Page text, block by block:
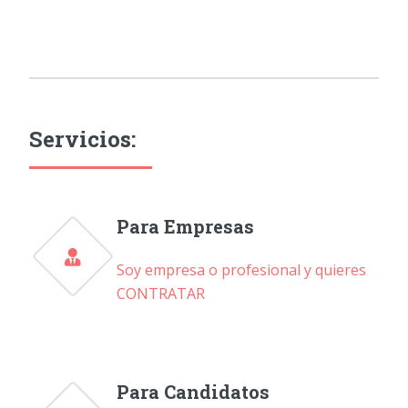
Servicios:
Para Empresas
Soy empresa o profesional y quieres
CONTRATAR
Para Candidatos